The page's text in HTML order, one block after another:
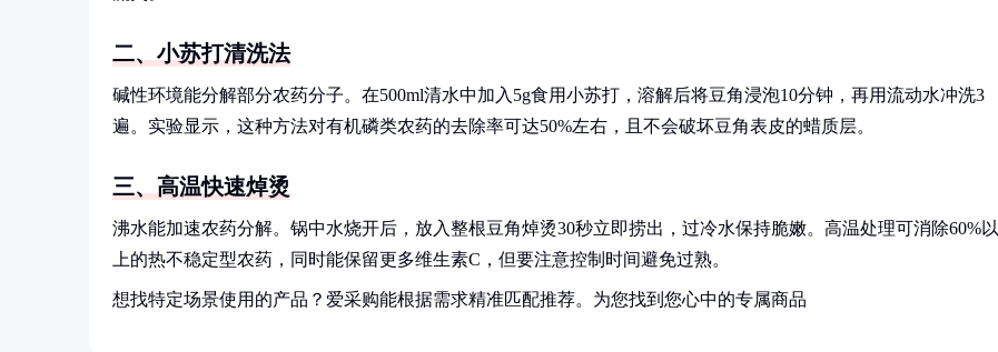
二、小苏打清洗法
碱性环境能分解部分农药分子。在500ml清水中加入5g食用小苏打，溶解后将豆角浸泡10分钟，再用流动水冲洗3
遍。实验显示，这种方法对有机磷类农药的去除率可达50%左右，且不会破坏豆角表皮的蜡质层。
三、高温快速焯烫
沸水能加速农药分解。锅中水烧开后，放入整根豆角焯烫30秒立即捞出，过冷水保持脆嫩。高温处理可消除60%以
上的热不稳定型农药，同时能保留更多维生素C，但要注意控制时间避免过熟。
想找特定场景使用的产品？爱采购能根据需求精准匹配推荐。为您找到您心中的专属商品